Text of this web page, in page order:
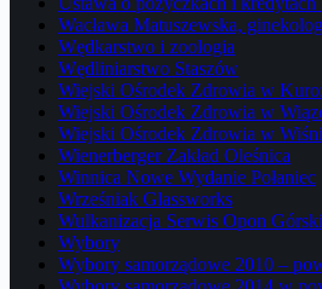
Wacława Matuszewska,
Wędkarstwo i zoologia
Wędliniarstwo Staszów
Wiejski Ośrodek Zdrowia w
Wiejski Ośrodek Zdrowia w
Wiejski Ośrodek Zdrowia w
Wienerberger Zakład Oleśnica
Winnica Nowe Wydanie Połaniec
Wrześniak Glassworks
Wulkanizacja Serwis Opon
Wybory
Wybory samorządowe 2010 –